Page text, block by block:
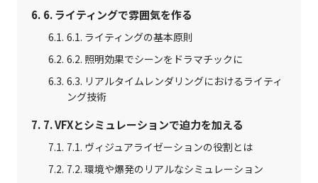
6. ライティングで雰囲気を作る
6.1. ライティングの基本原則
6.2. 照明効果でシーンをドラマチックに
6.3. リアルタイムレンダリングにおけるライティ
ング技術
7. VFXとシミュレーションで迫力を加える
7.1. ヴィジュアライゼーションの役割とは
7.2. 環境や爆発のリアルなシミュレーション